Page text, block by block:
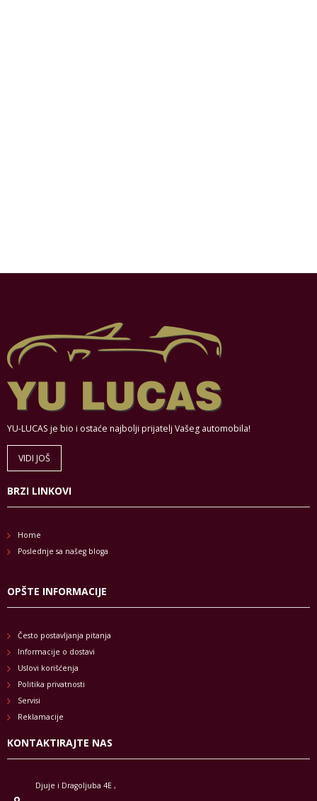
YU-LUCAS je bio i ostaće najbolji prijatelj Vašeg automobila!
VIDI JOŠ
BRZI LINKOVI
Home
Poslednje sa našeg bloga
OPŠTE INFORMACIJE
Često postavljanja pitanja
Informacije o dostavi
Uslovi korišćenja
Politika privatnosti
Servisi
Reklamacije
KONTAKTIRAJTE NAS
Djuje i Dragoljuba 4E ,